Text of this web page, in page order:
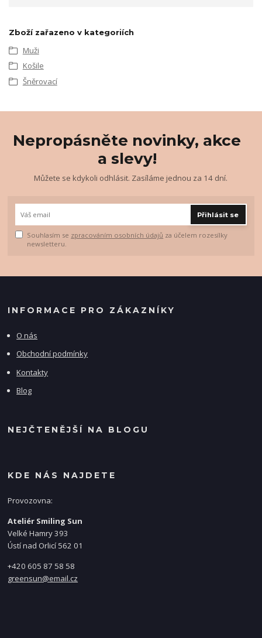
Zboží zařazeno v kategoriích
Muži
Košile
Šněrovací
Nepropásněte novinky, akce
a slevy!
Můžete se kdykoli odhlásit. Zasíláme jednou za 14 dní.
Přihlásit se
Souhlasím se zpracováním osobních údajů za účelem rozesílky
newsletteru.
INFORMACE PRO ZÁKAZNÍKY
O nás
Obchodní podmínky
Kontakty
Blog
NEJČTENĚJŠÍ NA BLOGU
KDE NÁS NAJDETE
Provozovna:
Ateliér Smiling Sun
Velké Hamry 393
Ústí nad Orlicí 562 01
+420 605 87 58 58
greensun@email.cz